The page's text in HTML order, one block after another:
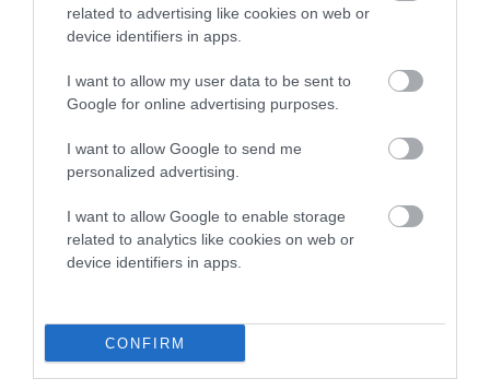
related to advertising like cookies on web or
device identifiers in apps.
I want to allow my user data to be sent to
Google for online advertising purposes.
I want to allow Google to send me
personalized advertising.
I want to allow Google to enable storage
related to analytics like cookies on web or
device identifiers in apps.
CONFIRM
Προτεινόμενα άρθρα
Φωτογραφίες-κειμήλια από καλοκαίρια στην Άνδρο –
Από τον 19ο αιώνα μέχρι και την δεκαετία του 1970
ΤΟ ΜΕΓΑΛΥΤΕΡΟ ΠΑΝΗΓΥΡΙ ΤΗΣ ΑΝΔΡΟΥ: Του
Σωτήρος στην Άρνη!…